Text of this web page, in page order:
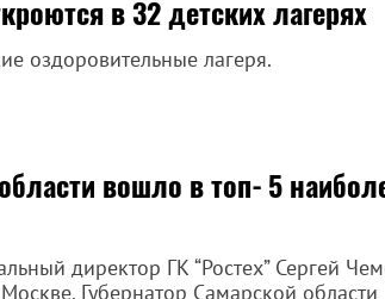
в 32 детских лагерях
оздоровительные лагеря.
вошло в топ‑5
директор ГК “Ростех” Сергей
Губернатор Самарской области